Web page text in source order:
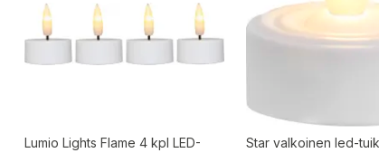
Lumio Lights Flame 4 kpl LED-
Star valkoinen led-